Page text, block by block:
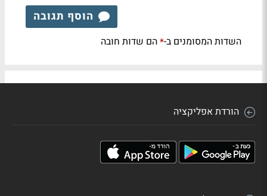
הוסף תגובה
השדות המסומנים ב-*הם שדות חובה
הורדת אפליקציה